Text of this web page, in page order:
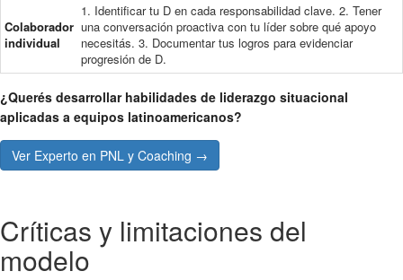
Colaborador
individual
1. Identificar tu D en cada responsabilidad clave. 2. Tener
una conversación proactiva con tu líder sobre qué apoyo
necesitás. 3. Documentar tus logros para evidenciar
progresión de D.
¿Querés desarrollar habilidades de liderazgo situacional
aplicadas a equipos latinoamericanos?
Ver Experto en PNL y Coaching →
Críticas y limitaciones del
modelo